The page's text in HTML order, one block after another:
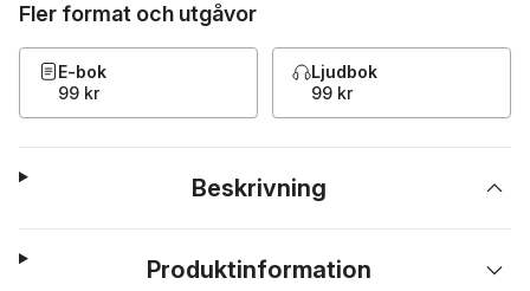
Fler format och utgåvor
E-bok
99 kr
Ljudbok
99 kr
Beskrivning
Produktinformation